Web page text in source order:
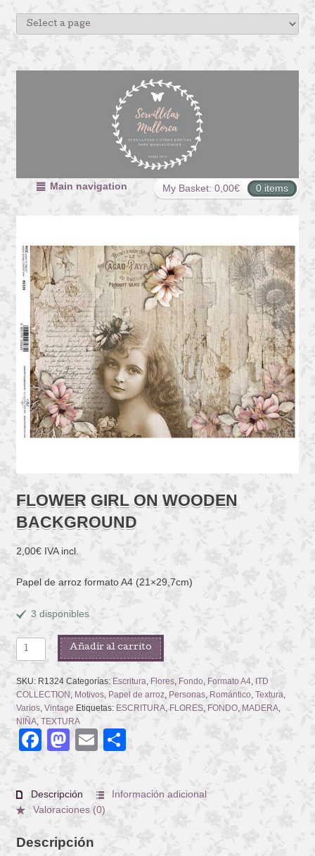
My Basket: 0,00€ 0 items
Main navigation
FLOWER GIRL ON WOODEN
BACKGROUND
2,00€ IVA incl.
Papel de arroz formato A4 (21×29,7cm)
3 disponibles
FLOWER
GIRL
ON
WOODEN
BACKGROUND
cantidad
Añadir al carrito
SKU: R1324 Categorías: Escritura Flores, Fondo Formato A4, ITD
COLLECTION Motivos, Papel de arroz, Personas, Romántico Textura
Varios, Vintage Etiquetas: ESCRITURA, FLORES, FONDO, MADERA,
NIÑA, TEXTURA
Facebook
Mastodon
EmailCompartir
Descripción
Información adicional
Valoraciones (0)
Descripción